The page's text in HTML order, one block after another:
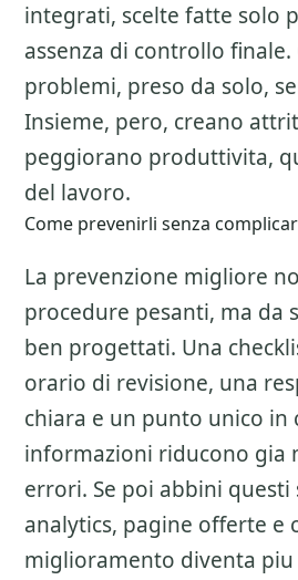
integrati, scelte fatte solo
assenza di controllo
problemi, preso da solo,
Insieme, pero, creano
peggiorano produttivita,
del lavoro.
Come prevenirli senza
La prevenzione migliore
procedure pesanti, ma da
ben progettati. Una
orario di revisione, una
chiara e un punto unico in
informazioni riducono gia
errori. Se poi abbini questi
analytics, pagine offerte e
miglioramento diventa